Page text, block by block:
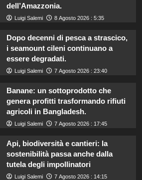
dell’Amazzonia.
Luigi Salemi 8 Agosto 2026 : 5:35
Dopo decenni di pesca a strascico,
i seamount cileni continuano a
essere degradati.
Luigi Salemi 7 Agosto 2026 : 23:40
Banane: un sottoprodotto che
genera profitti trasformando rifiuti
agricoli in Bangladesh.
Luigi Salemi 7 Agosto 2026 : 17:45
Api, biodiversità e cantieri: la
sostenibilità passa anche dalla
tutela degli impollinatori
Luigi Salemi 7 Agosto 2026 : 14:15